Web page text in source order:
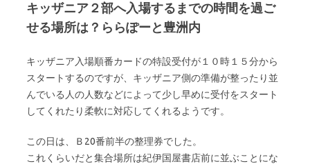
キッザニア２部へ入場するまでの時間を過ご
せる場所は？ららぽーと豊洲内
キッザニア入場順番カードの特設受付が１０時１５分から
スタートするのですが、キッザニア側の準備が整ったり並
んでいる人の人数などによって少し早めに受付をスタート
してくれたり柔軟に対応してくれるようです。
この日は、Ｂ20番前半の整理券でした。
これくらいだと集合場所は紀伊国屋書店前に並ぶことにな